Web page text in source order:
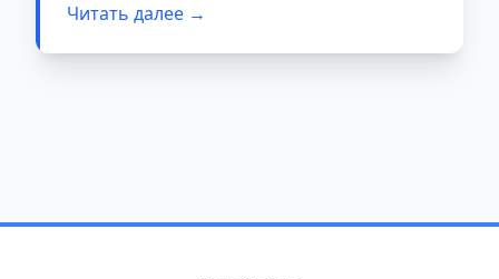
вид.
Читать далее →